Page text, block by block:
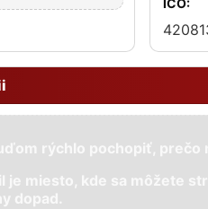
IČO:
rýchlo pochopiť, prečo
je miesto, kde sa môžete
dopad.